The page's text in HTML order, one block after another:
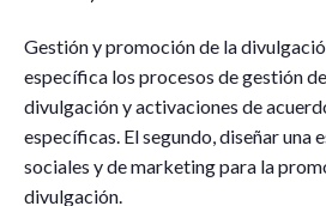
Gestión y promoción de la
específica los procesos de gestión
divulgación y activaciones de
específicas. El segundo, diseñar una
sociales y de marketing para la
divulgación.